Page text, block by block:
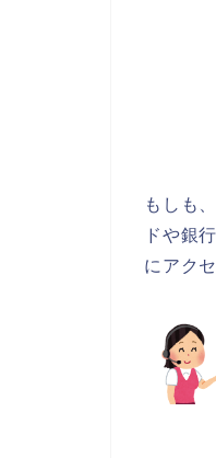
もしも
ドや銀
にアク